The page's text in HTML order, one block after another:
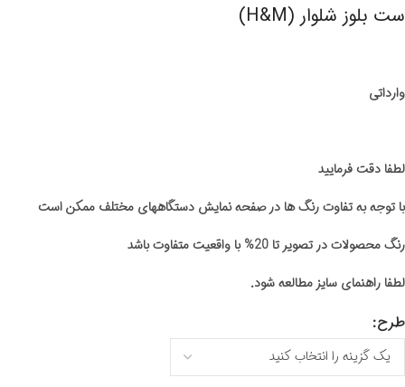
ست بلوز شلوار (H&M)
وارداتی
لطفا دقت فرمایید
با توجه به تفاوت رنگ ها در صفحه نمایش دستگاههای مختلف ممکن است
رنگ محصولات در تصویر تا 20% با واقعیت متفاوت باشد
لطفا راهنمای سایز مطالعه شود.
طرح